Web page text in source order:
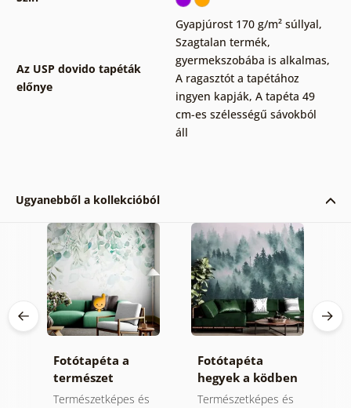
Az USP dovido tapéták
előnye
Gyapjúrost 170 g/m² súllyal,
Szagtalan termék,
gyermekszobába is alkalmas,
A ragasztót a tapétához
ingyen kapják, A tapéta 49
cm-es szélességű sávokból
áll
Ugyanebből a kollekcióból
Fotótapéta a
természet
gyengéd érintése
Természetképes és
Fotótapéta
hegyek a ködben
Természetképes és